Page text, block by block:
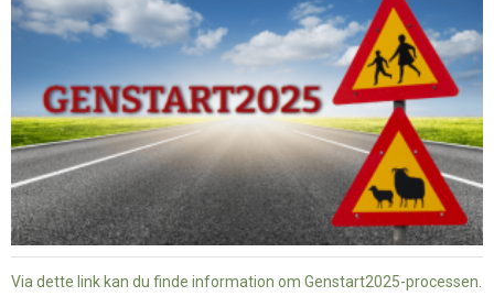
Via dette link kan du finde information om Genstart2025-processen.